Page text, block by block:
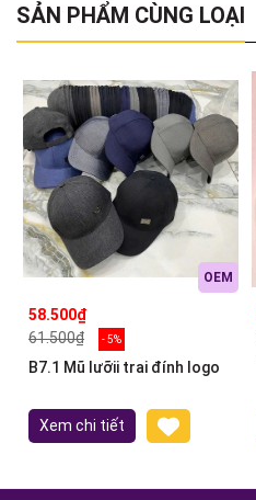
SẢN PHẨM CÙNG LOẠI
OEM
58.500₫
61.500₫
- 5%
B7.1 Mũ lưỡii trai đính logo
Xem chi tiết